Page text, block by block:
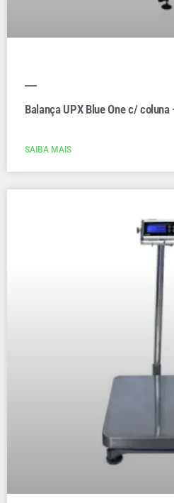
Balança UPX Blue One c/
SAIBA MAIS